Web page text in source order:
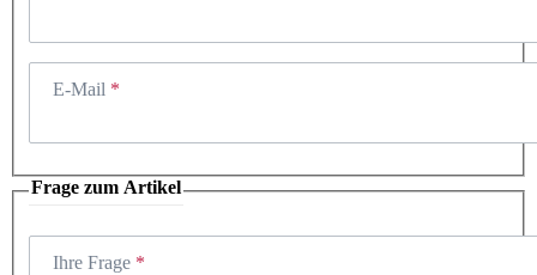
E-Mail
Frage zum Artikel
Ihre Frage